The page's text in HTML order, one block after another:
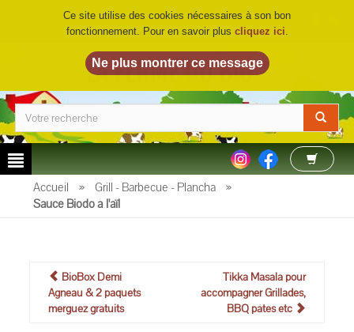
LA FERME DU BIO©
Accueil » Grill - Barbecue - Plancha
»
Sauce Biodo à l'aïl
BioBox Demi
Agneau & 2 paquets
merguez gratuits
Tikka Masala pour
accompagner Grillades,
BBQ pâtes etc
Ce site utilise des cookies nécessaires à son bon
fonctionnement. Pour en savoir plus cliquez ici.